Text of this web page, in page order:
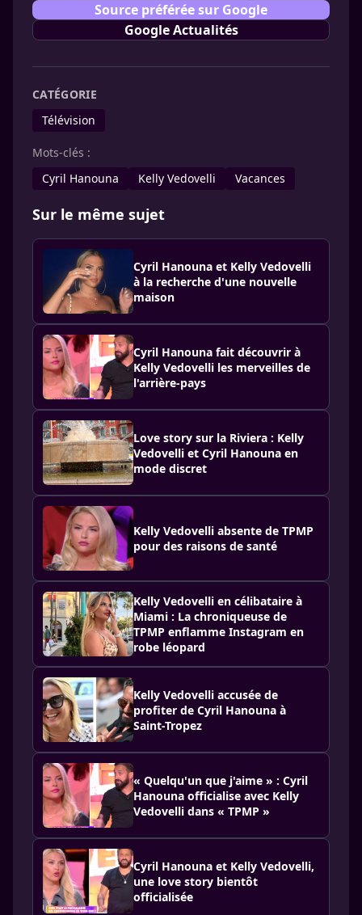
Source préférée sur Google
Google Actualités
CATÉGORIE
Télévision
Mots-clés :
Cyril Hanouna
Kelly Vedovelli Vacances
Sur le même sujet
Cyril Hanouna et Kelly Vedovelli
à la recherche d'une nouvelle
maison
Cyril Hanouna fait découvrir à
Kelly Vedovelli les merveilles de
l'arrière-pays
Love story sur la Riviera : Kelly
Vedovelli et Cyril Hanouna en
mode discret
Kelly Vedovelli absente de TPMP
pour des raisons de santé
Kelly Vedovelli en célibataire à
Miami : La chroniqueuse de
TPMP enflamme Instagram en
robe léopard
Kelly Vedovelli accusée de
profiter de Cyril Hanouna à
Saint-Tropez
« Quelqu'un que j'aime » : Cyril
Hanouna officialise avec Kelly
Vedovelli dans « TPMP »
Cyril Hanouna et Kelly Vedovelli,
une love story bientôt
officialisée